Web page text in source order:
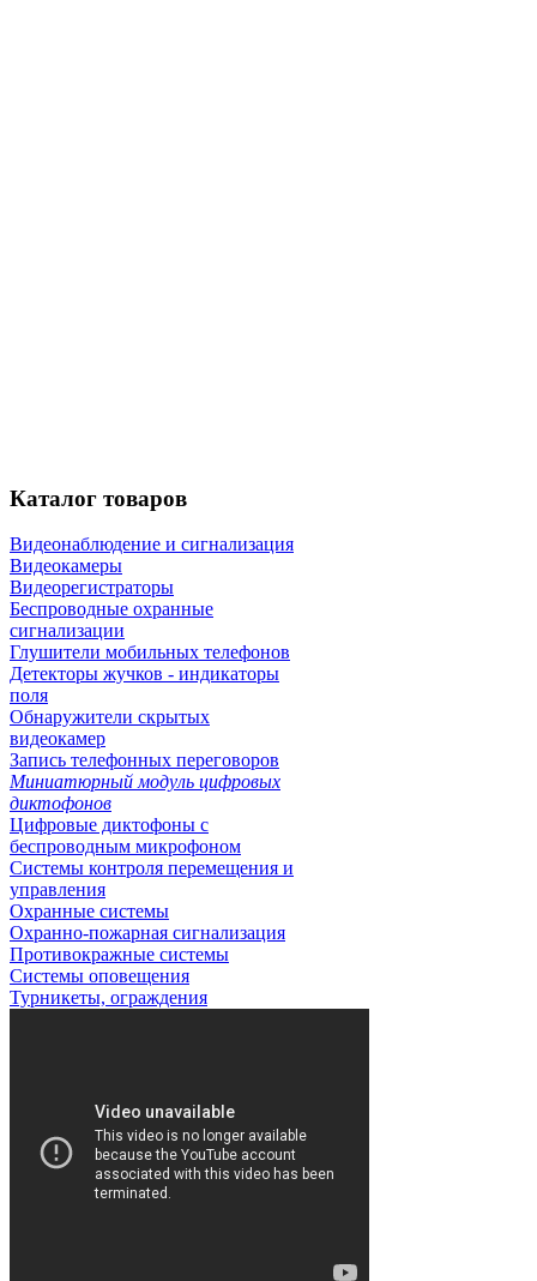
Каталог товаров
Видеонаблюдение и сигнализация
Видеокамеры
Видеорегистраторы
Беспроводные охранные
сигнализации
Глушители мобильных телефонов
Детекторы жучков - индикаторы
поля
Обнаружители скрытых
видеокамер
Запись телефонных переговоров
Миниатюрный модуль цифровых
диктофонов
Цифровые диктофоны с
беспроводным микрофоном
Системы контроля перемещения и
управления
Охранные системы
Охранно-пожарная сигнализация
Противокражные системы
Системы оповещения
Турникеты, ограждения